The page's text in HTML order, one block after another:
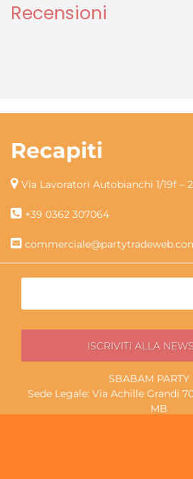
Recensioni
Recapiti
Via Lavoratori Autobianchi 1/19f –
+39 0362 307064
SBABAM PARTY
Sede Legale: Via Achille Grandi
MB
Magazzino ritiro: Via Lavoratori